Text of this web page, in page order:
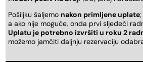
Pošiljku šaljemo nakon primljene uplate
a ako nije moguće, onda prvi sljedeći
Uplatu je potrebno izvršiti u roku 2
možemo jamčiti daljnju rezervaciju